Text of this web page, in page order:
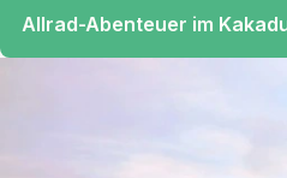
Allrad-Abenteuer im